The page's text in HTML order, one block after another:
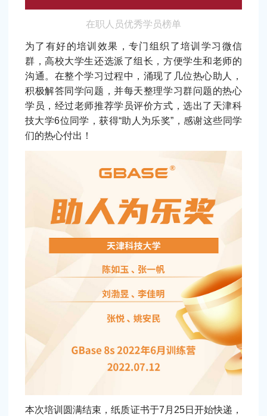
在职人员优秀学员榜单
为了有好的培训效果，专门组织了培训学习微信
群，高校大学生还选派了组长，方便学生和老师的
沟通。在整个学习过程中，涌现了几位热心助人，
积极解答同学问题，并每天整理学习群问题的热心
学员，经过老师推荐学员评价方式，选出了天津科
技大学6位同学，获得“助人为乐奖”，感谢这些同学
们的热心付出！
本次培训圆满结束，纸质证书于7月25日开始快递，